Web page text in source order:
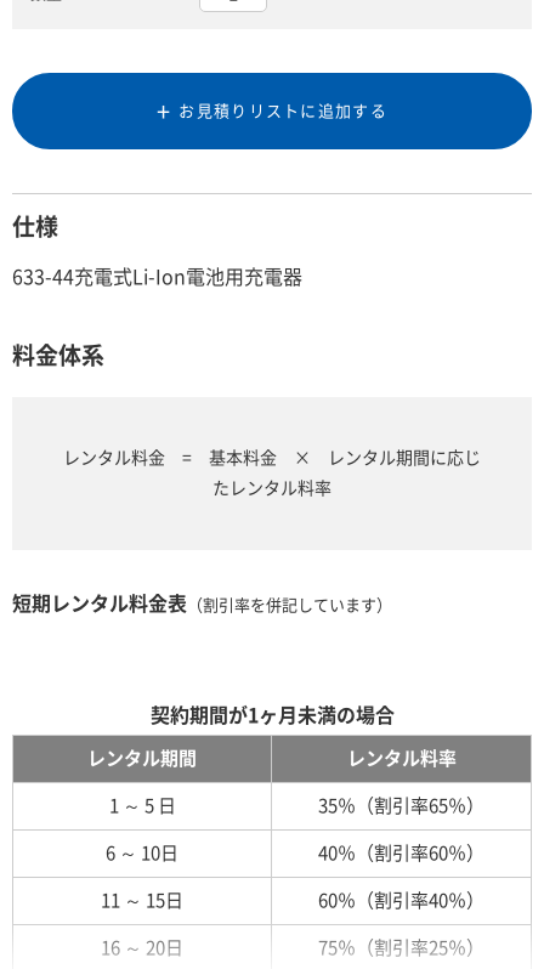
お見積りリストに追加する
仕様
633-44充電式Li-Ion電池用充電器
料金体系
レンタル料金 = 基本料金 × レンタル期間に応じ
たレンタル料率
短期レンタル料金表 （割引率を併記しています）
契約期間が1ヶ月未満の場合
レンタル期間 レンタル料率
1 ～ 5 日 35％（割引率65％）
6 ～ 10日 40％（割引率60％）
11 ～ 15日 60％（割引率40％）
16 ～ 20日 75％（割引率25％）